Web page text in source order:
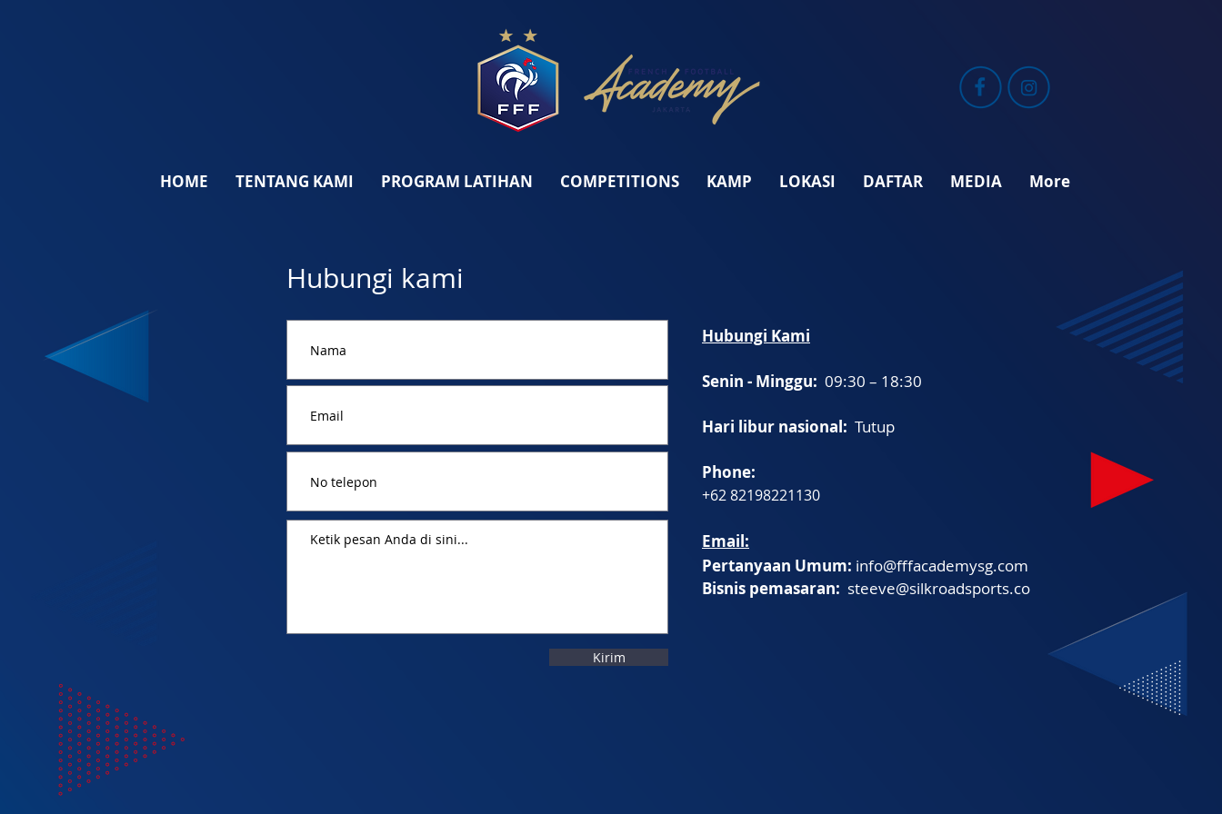
Hubungi kami
Kirim
Hubungi Kami
Senin - Minggu: 09:30 – 18:30
Hari libur nasional: Tutup
Phone:
+62 82198221130
Email:
Pertanyaan Umum: info@fffacademysg.com
Bisnis pemasaran: steeve@silkroadsports.co
HOME TENTANG KAMI PROGRAM LATIHAN COMPETITIONS KAMP LOKASI DAFTAR MEDIA More